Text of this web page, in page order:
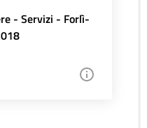
- Servizi - Forlì-